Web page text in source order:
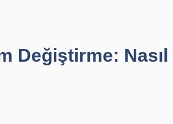
Değiştirme: Nasıl